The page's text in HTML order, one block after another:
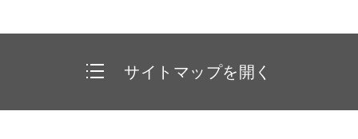
サイトマップを開く